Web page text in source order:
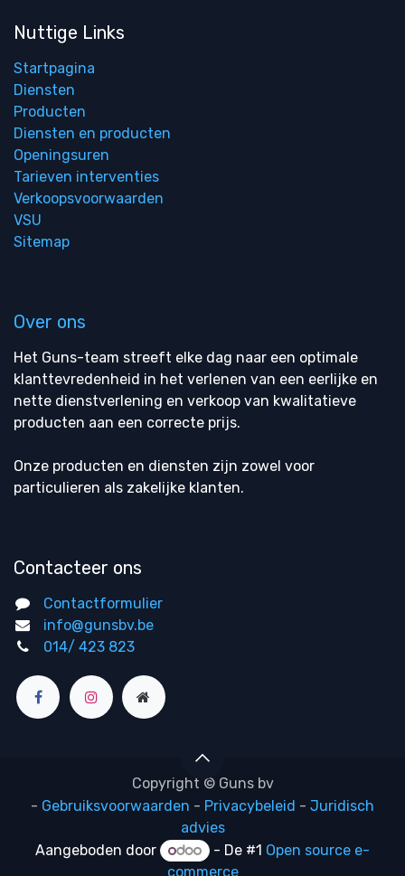
Nuttige Links
Startpagina
Diensten
Producten
Diensten en producten
Openingsuren
Tarieven interventies
Verkoopsvoorwaarden
VSU
Sitemap
Over ons
Het Guns-team streeft elke dag naar een optimale
klanttevredenheid in het verlenen van een eerlijke en
nette dienstverlening en verkoop van kwalitatieve
producten aan een correcte prijs.
Onze producten en diensten zijn zowel voor
particulieren als zakelijke klanten.
Contacteer ons
Contactformulier
info@gunsbv.be
014/ 423 823
Copyright © Guns bv
- Gebruiksvoorwaarden - Privacybeleid - Juridisch
advies
Aangeboden door
- De #1 Open source e-
commerce